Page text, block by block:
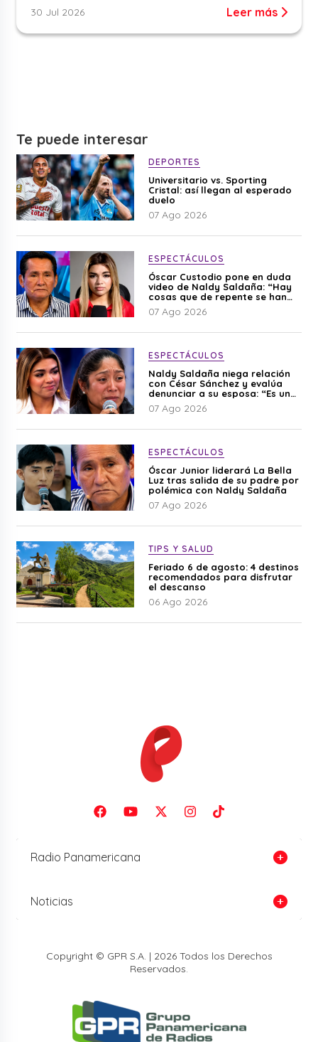
30 Jul 2026 Leer más
Te puede interesar
DEPORTES
Universitario vs. Sporting
Cristal: así llegan al esperado
duelo
07 Ago 2026
ESPECTÁCULOS
Óscar Custodio pone en duda
video de Naldy Saldaña: “Hay
cosas que de repente se han
editado”
07 Ago 2026
ESPECTÁCULOS
Naldy Saldaña niega relación
con César Sánchez y evalúa
denunciar a su esposa: “Es una
difamación”
07 Ago 2026
ESPECTÁCULOS
Óscar Junior liderará La Bella
Luz tras salida de su padre por
polémica con Naldy Saldaña
07 Ago 2026
TIPS Y SALUD
Feriado 6 de agosto: 4 destinos
recomendados para disfrutar
el descanso
06 Ago 2026
Radio Panamericana
Noticias
Copyright © GPR S.A. | 2026 Todos los Derechos
Reservados.